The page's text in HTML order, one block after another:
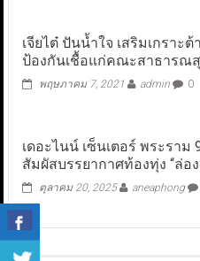
เจียไต๋ ปันน้ำใจ เสริมเกรา
ป้องกันเชื้อแก่คณะสาธารณ
พฤษภาคม 7, 2021 admin 0
เดอะไนน์ เซ็นเตอร์ พระรา
สัมผัสบรรยากาศท้องทุ่ง “ล่อ
ตุลาคม 20, 2025 aneaphong